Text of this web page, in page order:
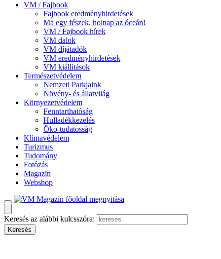
VM / Fajbook
Fajbook eredményhirdetések
Ma egy fészek, holnap az óceán!
VM / Fajbook hírek
VM dalok
VM díjátadók
VM eredményhirdetések
VM kiállítások
Természetvédelem
Nemzeti Parkjaink
Növény- és állatvilág
Környezetvédelem
Fenntarthatóság
Hulladékkezelés
Öko-tudatosság
Klímavédelem
Turizmus
Tudomány
Fotózás
Magazin
Webshop
Keresés az alábbi kulcsszóra: